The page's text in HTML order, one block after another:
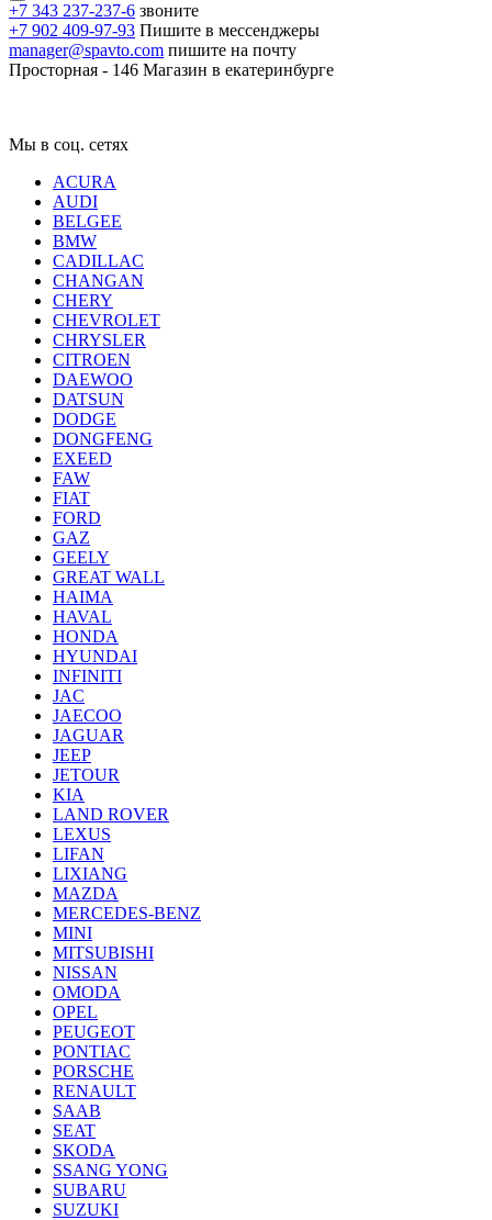
+7 343 237-237-6 звоните
+7 902 409-97-93 Пишите в мессенджеры
manager@spavto.com пишите на почту
Просторная - 146 Магазин в екатеринбурге
Мы в соц. сетях
ACURA
AUDI
BELGEE
BMW
CADILLAC
CHANGAN
CHERY
CHEVROLET
CHRYSLER
CITROEN
DAEWOO
DATSUN
DODGE
DONGFENG
EXEED
FAW
FIAT
FORD
GAZ
GEELY
GREAT WALL
HAIMA
HAVAL
HONDA
HYUNDAI
INFINITI
JAC
JAECOO
JAGUAR
JEEP
JETOUR
KIA
LAND ROVER
LEXUS
LIFAN
LIXIANG
MAZDA
MERCEDES-BENZ
MINI
MITSUBISHI
NISSAN
OMODA
OPEL
PEUGEOT
PONTIAC
PORSCHE
RENAULT
SAAB
SEAT
SKODA
SSANG YONG
SUBARU
SUZUKI